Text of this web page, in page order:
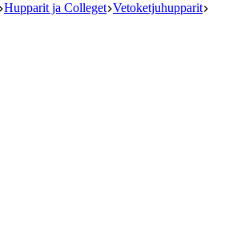
Hupparit ja Colleget Vetoketjuhupparit